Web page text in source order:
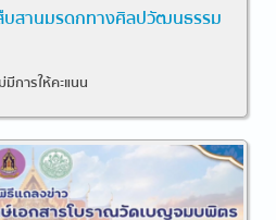
บสานมรดกทางศิลปวัฒนธรรม
มีการให้คะแนน